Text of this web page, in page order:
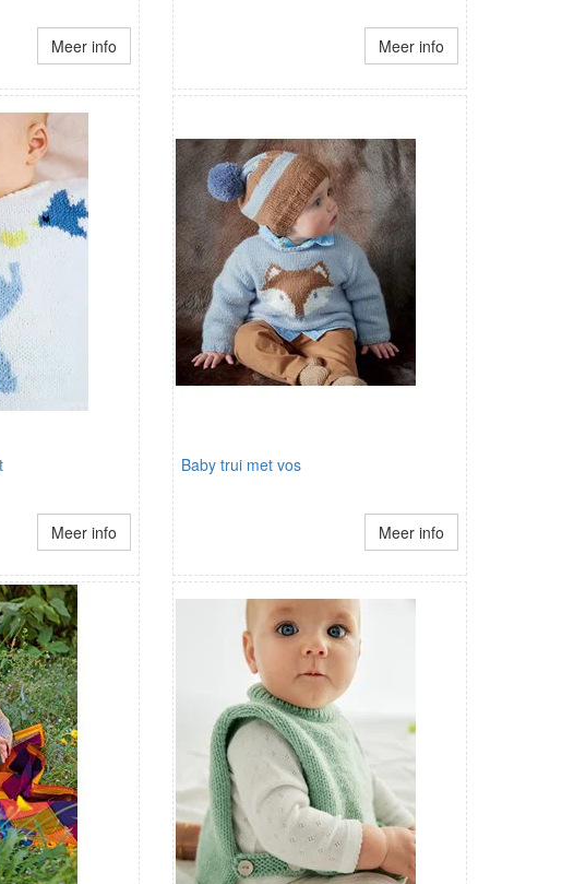
Meer info Meer info
Meer info
Baby trui met vos
Meer info